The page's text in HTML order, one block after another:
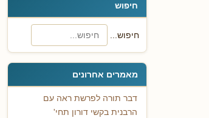
חיפוש
חיפוש...
מאמרים אחרונים
דבר תורה לפרשת ראה עם
הרבנית בקשי דורון תחי'